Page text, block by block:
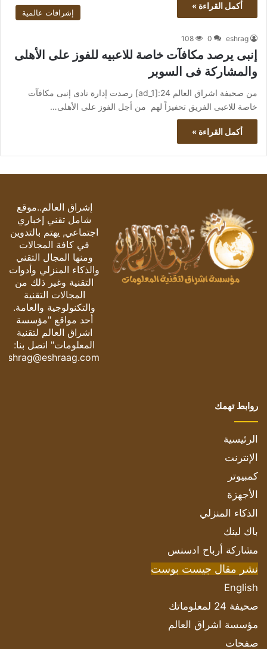
أكمل القراءة »
إشراقات عالمية
eshrag
0
108
إنبى يرصد مكافآت خاصة للاعبيه للفوز على الأهلى
والمشاركة فى السوبر
من صحيفة اشراق العالم 24:[ad_1] رصدت إدارة نادى إنبى مكافآت
خاصة للاعبى الفريق تحفيزاً لهم من أجل الفوز على الأهلى…
أكمل القراءة »
إشراق العالم..موقع
شامل تقني إخباري
اجتماعي, يهتم بالتدوين
في كافة المجالات
ومنها المجال التقني
والذكاء المنزلي وأدوات
التقنية وغير ذلك من
المجالات التقنية
والتكنولوجية والعامة.
أحد مواقع "مؤسسة
اشراق العالم لتقنية
المعلومات" اتصل بنا:
eshrag@eshraag.com
روابط تهمك
الرئيسية
الإنترنت
كمبيوتر
الأجهزة
الذكاء المنزلي
باك لينك
مشاركة أرباح ادسنس
نشر مقال جيست بوست
English
صحيفة 24 لمعلوماتك
مؤسسة اشراق العالم
صفحات